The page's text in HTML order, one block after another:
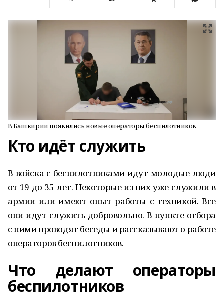
В Башкирии появились новые операторы беспилотников
Кто идёт служить
В войска с беспилотниками идут молодые люди
от 19 до 35 лет. Некоторые из них уже служили в
армии или имеют опыт работы с техникой. Все
они идут служить добровольно. В пункте отбора
с ними проводят беседы и рассказывают о работе
операторов беспилотников.
Что делают операторы
беспилотников